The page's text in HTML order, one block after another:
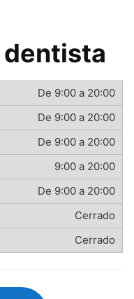
De 9:00 a 20:00
De 9:00 a 20:00
De 9:00 a 20:00
9:00 a 20:00
De 9:00 a 20:00
Cerrado
Cerrado